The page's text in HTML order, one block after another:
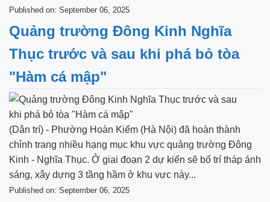
Published on: September 06, 2025
Quảng trường Đông Kinh Nghĩa
Thục trước và sau khi phá bỏ tòa
"Hàm cá mập"
(Dân trí) - Phường Hoàn Kiếm (Hà Nội) đã hoàn thành
chỉnh trang nhiều hạng mục khu vực quảng trường Đông
Kinh - Nghĩa Thục. Ở giai đoạn 2 dự kiến sẽ bố trí tháp ánh
sáng, xây dựng 3 tầng hầm ở khu vực này...
Published on: September 06, 2025